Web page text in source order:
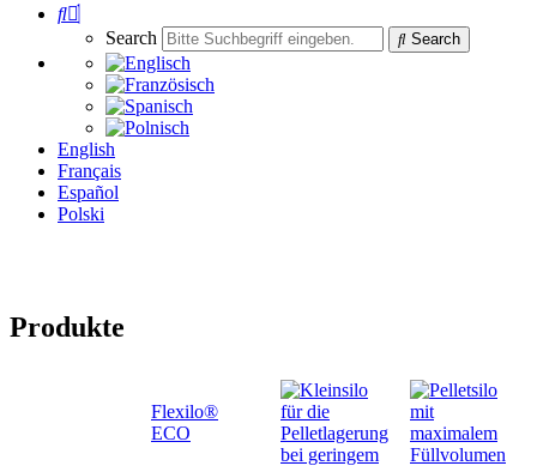
Search Search
English
Français
Español
Polski
Produkte
Flexilo®
ECO